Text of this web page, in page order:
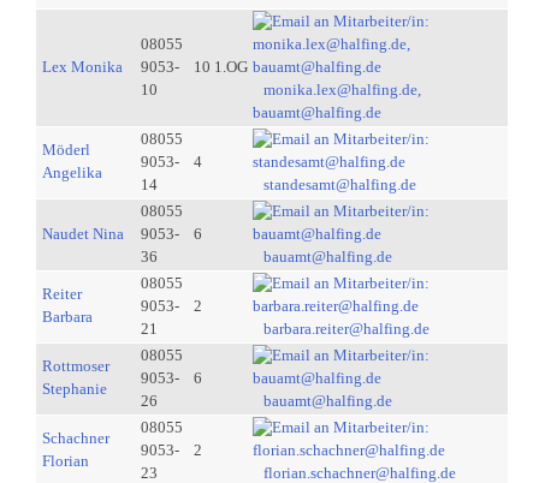
Lex Monika
08055
9053-
10
10 1.OG
monika.lex@halfing.de,
bauamt@halfing.de
Möderl
Angelika
08055
9053-
14
4
standesamt@halfing.de
Naudet Nina
08055
9053-
36
6
bauamt@halfing.de
Reiter
Barbara
08055
9053-
21
2
barbara.reiter@halfing.de
Rottmoser
Stephanie
08055
9053-
26
6
bauamt@halfing.de
Schachner
Florian
08055
9053-
23
2
florian.schachner@halfing.de